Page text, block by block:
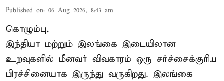
Published on: 06 Aug 2026, 8:43 am
கொழும்பு,
இந்தியா மற்றும் இலங்கை இடையிலான
உறவுகளில் மீனவர் விவகாரம் ஒரு சர்ச்சைக்குரிய
பிரச்சினையாக இருந்து வருகிறது. இலங்கை